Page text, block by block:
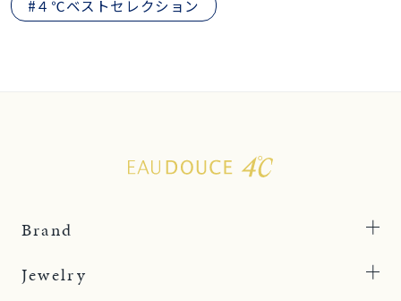
#４℃ベストセレクション
Brand
Jewelry